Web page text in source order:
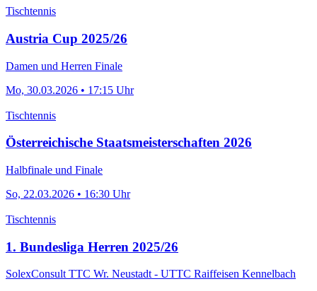
Tischtennis
Austria Cup 2025/26
Damen und Herren Finale
Mo, 30.03.2026 • 17:15 Uhr
Tischtennis
Österreichische Staatsmeisterschaften 2026
Halbfinale und Finale
So, 22.03.2026 • 16:30 Uhr
Tischtennis
1. Bundesliga Herren 2025/26
SolexConsult TTC Wr. Neustadt - UTTC Raiffeisen Kennelbach